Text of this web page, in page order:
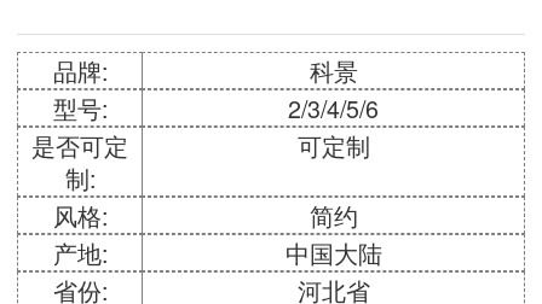
品牌:
科景
型号:
2/3/4/5/6
是否可定
制:
可定制
风格:
简约
产地:
中国大陆
省份:
河北省